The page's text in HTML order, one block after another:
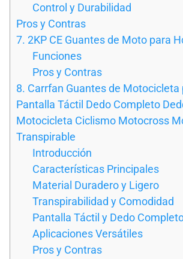
Control y Durabilidad
Pros y Contras
7. 2KP CE Guantes de Moto para
Funciones
Pros y Contras
8. Carrfan Guantes de
Pantalla Táctil Dedo Completo
Motocicleta Ciclismo Motocross
Transpirable
Introducción
Características Principales
Material Duradero y Ligero
Transpirabilidad y Comodidad
Pantalla Táctil y Dedo
Aplicaciones Versátiles
Pros y Contras